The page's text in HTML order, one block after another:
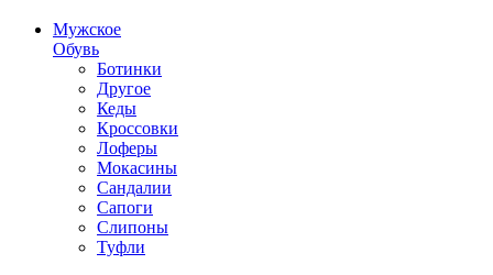
Мужское
Обувь
Ботинки
Другое
Кеды
Кроссовки
Лоферы
Мокасины
Сандалии
Сапоги
Слипоны
Туфли